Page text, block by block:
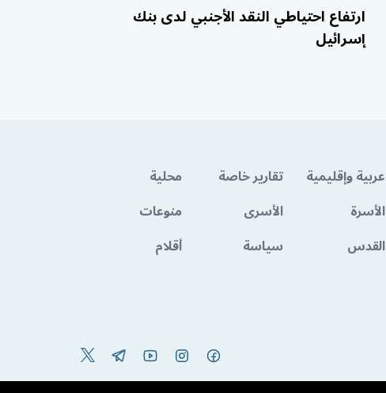
ارتفاع احتياطي النقد الأجنبي لدى بنك
إسرائيل
عربية وإقليمية تقارير خاصة
محلية
الأسرة الأسرى
منوعات
القدس سياسة
أقلام